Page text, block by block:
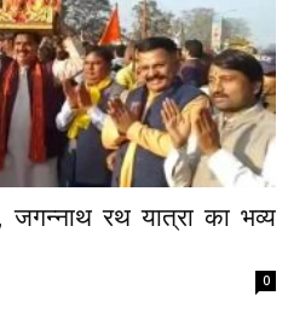
रथ यात्रा का भव्य
0